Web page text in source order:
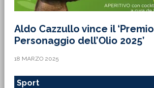
Aldo Cazzullo vince il ‘Premio
Personaggio dell’Olio 2025’
18 MARZO 2025
Sport